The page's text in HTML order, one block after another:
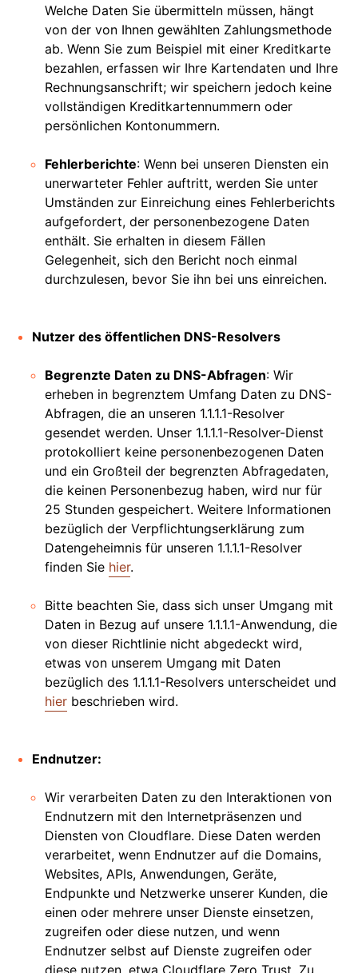
Welche Daten Sie übermitteln müssen, hängt
von der von Ihnen gewählten Zahlungsmethode
ab. Wenn Sie zum Beispiel mit einer Kreditkarte
bezahlen, erfassen wir Ihre Kartendaten und Ihre
Rechnungsanschrift; wir speichern jedoch keine
vollständigen Kreditkartennummern oder
persönlichen Kontonummern.
Fehlerberichte: Wenn bei unseren Diensten ein
unerwarteter Fehler auftritt, werden Sie unter
Umständen zur Einreichung eines Fehlerberichts
aufgefordert, der personenbezogene Daten
enthält. Sie erhalten in diesem Fällen
Gelegenheit, sich den Bericht noch einmal
durchzulesen, bevor Sie ihn bei uns einreichen.
Nutzer des öffentlichen DNS-Resolvers
Begrenzte Daten zu DNS-Abfragen: Wir
erheben in begrenztem Umfang Daten zu DNS-
Abfragen, die an unseren 1.1.1.1-Resolver
gesendet werden. Unser 1.1.1.1-Resolver-Dienst
protokolliert keine personenbezogenen Daten
und ein Großteil der begrenzten Abfragedaten,
die keinen Personenbezug haben, wird nur für
25 Stunden gespeichert. Weitere Informationen
bezüglich der Verpflichtungserklärung zum
Datengeheimnis für unseren 1.1.1.1-Resolver
finden Sie hier.
Bitte beachten Sie, dass sich unser Umgang mit
Daten in Bezug auf unsere 1.1.1.1-Anwendung, die
von dieser Richtlinie nicht abgedeckt wird,
etwas von unserem Umgang mit Daten
bezüglich des 1.1.1.1-Resolvers unterscheidet und
hier beschrieben wird.
Endnutzer:
Wir verarbeiten Daten zu den Interaktionen von
Endnutzern mit den Internetpräsenzen und
Diensten von Cloudflare. Diese Daten werden
verarbeitet, wenn Endnutzer auf die Domains,
Websites, APIs, Anwendungen, Geräte,
Endpunkte und Netzwerke unserer Kunden, die
einen oder mehrere unser Dienste einsetzen,
zugreifen oder diese nutzen, und wenn
Endnutzer selbst auf Dienste zugreifen oder
diese nutzen, etwa Cloudflare Zero Trust. Zu